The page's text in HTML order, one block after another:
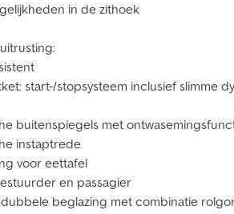
in de zithoek
start-/stopsysteem inclusief slimme
buitenspiegels met
instaptrede
voor eettafel
en passagier
beglazing met combinatie